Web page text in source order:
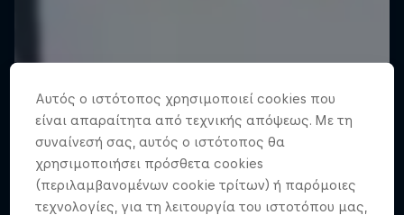
Αυτός ο ιστότοπος χρησιμοποιεί cookies που
είναι απαραίτητα από τεχνικής απόψεως. Με τη
συναίνεσή σας, αυτός ο ιστότοπος θα
χρησιμοποιήσει πρόσθετα cookies
(περιλαμβανομένων cookie τρίτων) ή παρόμοιες
τεχνολογίες, για τη λειτουργία του ιστοτόπου μας,